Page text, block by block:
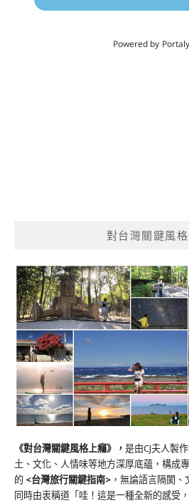
對台灣關鍵風
《對台灣關鍵風格上癮》 ， 是由CJ夫人製
土、文化、人情味等地方深厚底蘊，構成
的 <台灣旅行關鍵指南> ，無論語言隔閡
同時由衷稱道「哇！這是一種全新的感受